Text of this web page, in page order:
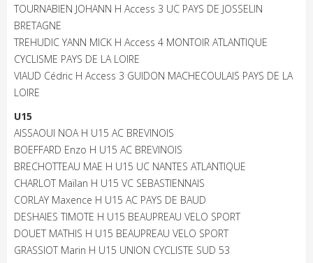
TOURNABIEN JOHANN H Access 3 UC PAYS DE JOSSELIN
BRETAGNE
TREHUDIC YANN MICK H Access 4 MONTOIR ATLANTIQUE
CYCLISME PAYS DE LA LOIRE
VIAUD Cédric H Access 3 GUIDON MACHECOULAIS PAYS DE LA
LOIRE
U15
AISSAOUI NOA H U15 AC BREVINOIS
BOEFFARD Enzo H U15 AC BREVINOIS
BRECHOTTEAU MAE H U15 UC NANTES ATLANTIQUE
CHARLOT Maïlan H U15 VC SEBASTIENNAIS
CORLAY Maxence H U15 AC PAYS DE BAUD
DESHAIES TIMOTE H U15 BEAUPREAU VELO SPORT
DOUET MATHIS H U15 BEAUPREAU VELO SPORT
GRASSIOT Marin H U15 UNION CYCLISTE SUD 53